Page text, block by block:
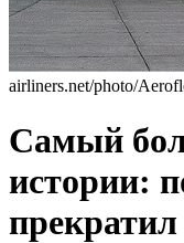
airliners.net/photo/
Cамый
истории: